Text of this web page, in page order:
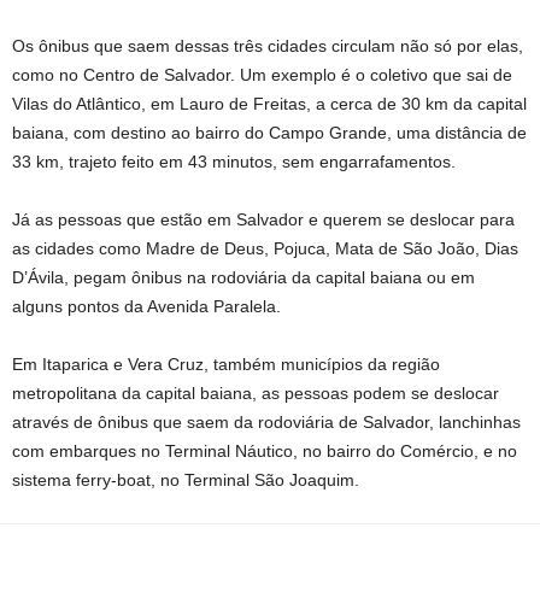
Os ônibus que saem dessas três cidades circulam não só por elas,
como no Centro de Salvador. Um exemplo é o coletivo que sai de
Vilas do Atlântico, em Lauro de Freitas, a cerca de 30 km da capital
baiana, com destino ao bairro do Campo Grande, uma distância de
33 km, trajeto feito em 43 minutos, sem engarrafamentos.
Já as pessoas que estão em Salvador e querem se deslocar para
as cidades como Madre de Deus, Pojuca, Mata de São João, Dias
D’Ávila, pegam ônibus na rodoviária da capital baiana ou em
alguns pontos da Avenida Paralela.
Em Itaparica e Vera Cruz, também municípios da região
metropolitana da capital baiana, as pessoas podem se deslocar
através de ônibus que saem da rodoviária de Salvador, lanchinhas
com embarques no Terminal Náutico, no bairro do Comércio, e no
sistema ferry-boat, no Terminal São Joaquim.